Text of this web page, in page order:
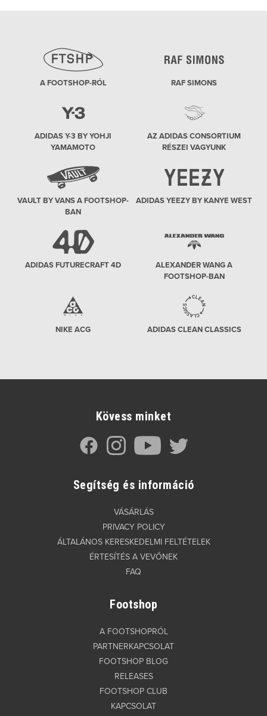
A FOOTSHOP-RÓL RAF SIMONS
ADIDAS Y-3 BY YOHJI
YAMAMOTO
AZ ADIDAS CONSORTIUM
RÉSZEI VAGYUNK
VAULT BY VANS A FOOTSHOP-
BAN
ADIDAS YEEZY BY KANYE WEST
ADIDAS FUTURECRAFT 4D
ALEXANDER WANG A
FOOTSHOP-BAN
NIKE ACG ADIDAS CLEAN CLASSICS
Kövess minket
Segítség és információ
VÁSÁRLÁS
PRIVACY POLICY
ÁLTALÁNOS KERESKEDELMI FELTÉTELEK
ÉRTESÍTÉS A VEVŐNEK
FAQ
Footshop
A FOOTSHOPRÓL
PARTNERKAPCSOLAT
FOOTSHOP BLOG
RELEASES
FOOTSHOP CLUB
KAPCSOLAT